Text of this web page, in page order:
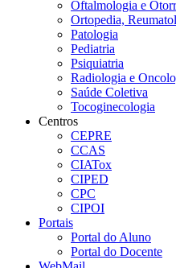
Oftalmologia e
Ortopedia,
Patologia
Pediatria
Psiquiatria
Radiologia e
Saúde Coletiva
Tocoginecologia
Centros
CEPRE
CCAS
CIATox
CIPED
CPC
CIPOI
Portais
Portal do Aluno
Portal do Docente